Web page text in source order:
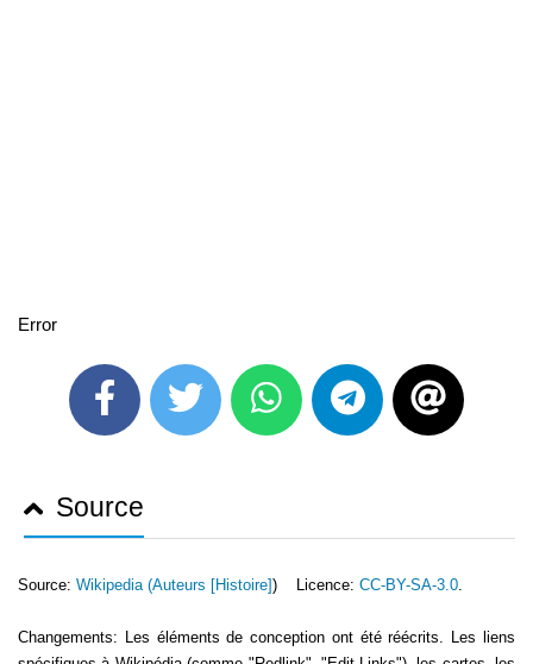
Error
Source
Source: Wikipedia (Auteurs [Histoire]) Licence: CC-BY-SA-3.0.
Changements: Les éléments de conception ont été réécrits. Les liens